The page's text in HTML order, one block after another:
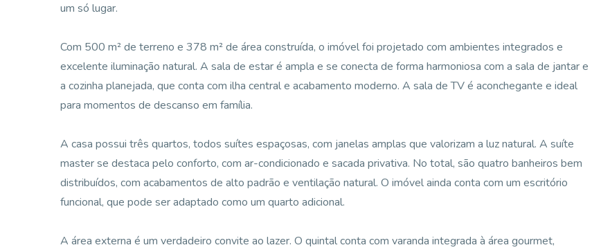
um só lugar.
Com 500 m² de terreno e 378 m² de área construída, o imóvel foi projetado com ambientes integrados e
excelente iluminação natural. A sala de estar é ampla e se conecta de forma harmoniosa com a sala de jantar e
a cozinha planejada, que conta com ilha central e acabamento moderno. A sala de TV é aconchegante e ideal
para momentos de descanso em família.
A casa possui três quartos, todos suítes espaçosas, com janelas amplas que valorizam a luz natural. A suíte
master se destaca pelo conforto, com ar-condicionado e sacada privativa. No total, são quatro banheiros bem
distribuídos, com acabamentos de alto padrão e ventilação natural. O imóvel ainda conta com um escritório
funcional, que pode ser adaptado como um quarto adicional.
A área externa é um verdadeiro convite ao lazer. O quintal conta com varanda integrada à área gourmet,